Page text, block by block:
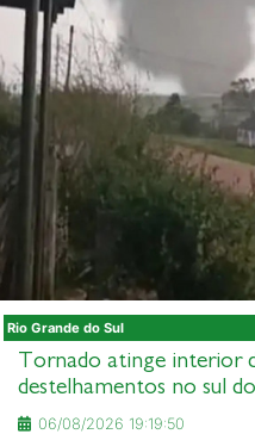
Rio Grande do Sul
Tornado atinge interior
destelhamentos no sul
06/08/2026 19:19:50